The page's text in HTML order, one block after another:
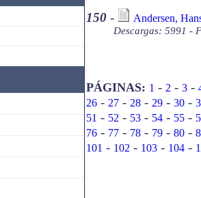
150 - Andersen,
Descargas: 5991 -
PÁGINAS: 1 - 2 - 3 -
26 - 27 - 28 - 29 - 30 -
51 - 52 - 53 - 54 - 55 -
76 - 77 - 78 - 79 - 80 -
101 - 102 - 103 - 104 -